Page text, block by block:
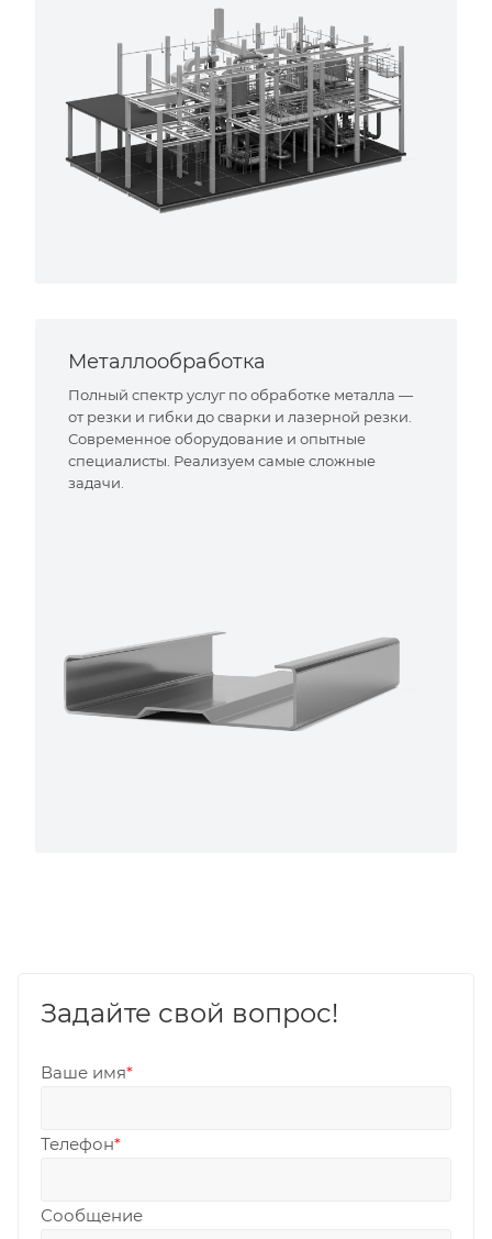
Металлообработка
Полный спектр услуг по обработке металла —
от резки и гибки до сварки и лазерной резки.
Современное оборудование и опытные
специалисты. Реализуем самые сложные
задачи.
Задайте свой вопрос!
Ваше имя*
Телефон*
Сообщение